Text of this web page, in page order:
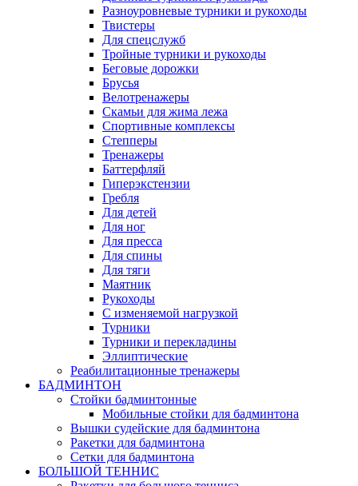
Разноуровневые турники и рукоходы
Твистеры
Для спецслужб
Тройные турники и рукоходы
Беговые дорожки
Брусья
Велотренажеры
Скамьи для жима лежа
Спортивные комплексы
Степперы
Тренажеры
Баттерфляй
Гиперэкстензии
Гребля
Для детей
Для ног
Для пресса
Для спины
Для тяги
Маятник
Рукоходы
С изменяемой нагрузкой
Турники
Турники и перекладины
Эллиптические
Реабилитационные тренажеры
БАДМИНТОН
Стойки бадминтонные
Мобильные стойки для бадминтона
Вышки судейские для бадминтона
Ракетки для бадминтона
Сетки для бадминтона
БОЛЬШОЙ ТЕННИС